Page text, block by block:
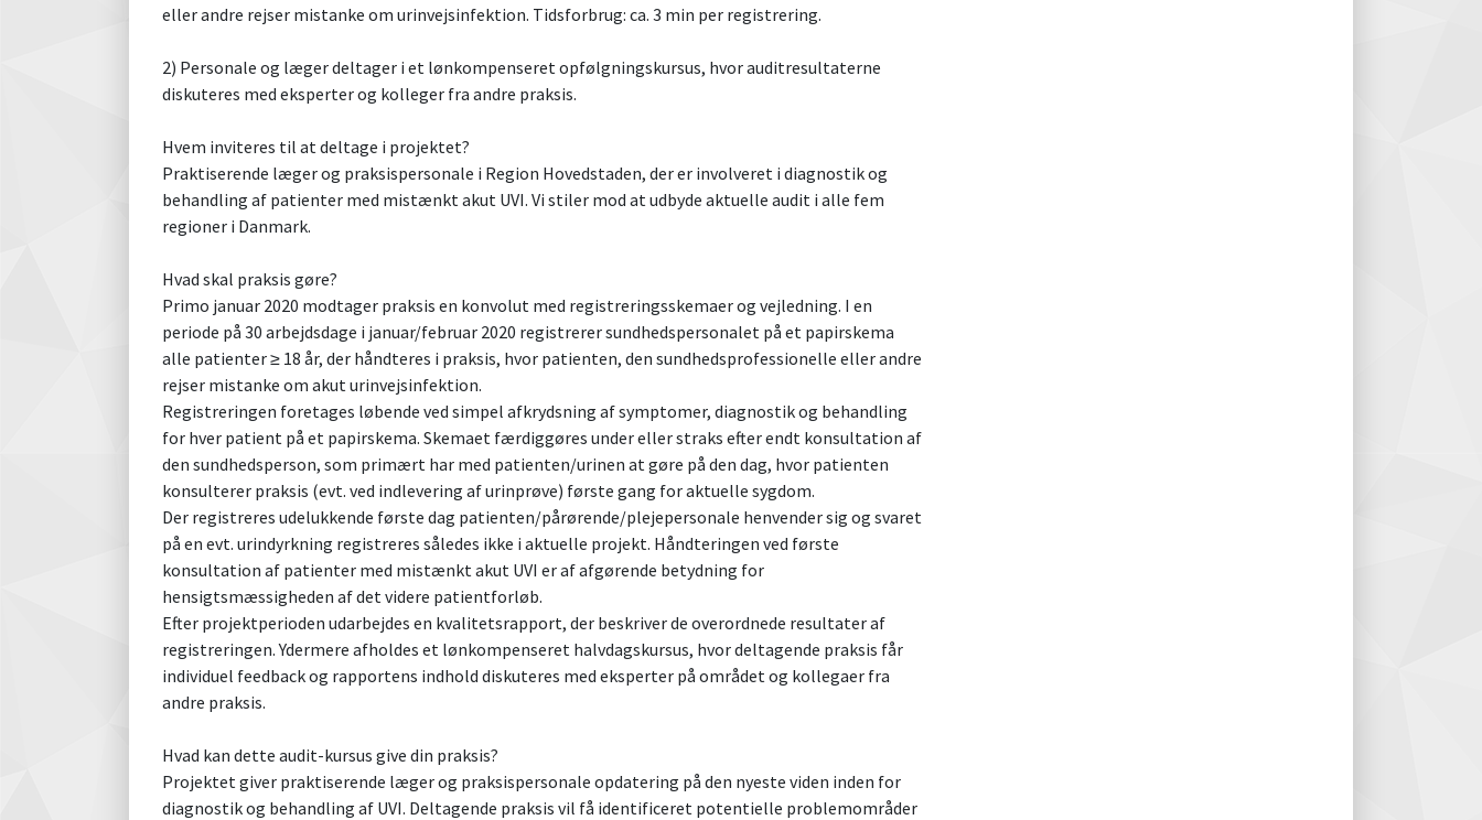
eller andre rejser mistanke om urinvejsinfektion. Tidsforbrug: ca. 3 min per registrering.
2) Personale og læger deltager i et lønkompenseret opfølgningskursus, hvor auditresultaterne
diskuteres med eksperter og kolleger fra andre praksis.
Hvem inviteres til at deltage i projektet?
Praktiserende læger og praksispersonale i Region Hovedstaden, der er involveret i diagnostik og
behandling af patienter med mistænkt akut UVI. Vi stiler mod at udbyde aktuelle audit i alle fem
regioner i Danmark.
Hvad skal praksis gøre?
Primo januar 2020 modtager praksis en konvolut med registreringsskemaer og vejledning. I en
periode på 30 arbejdsdage i januar/februar 2020 registrerer sundhedspersonalet på et papirskema
alle patienter ≥ 18 år, der håndteres i praksis, hvor patienten, den sundhedsprofessionelle eller andre
rejser mistanke om akut urinvejsinfektion.
Registreringen foretages løbende ved simpel afkrydsning af symptomer, diagnostik og behandling
for hver patient på et papirskema. Skemaet færdiggøres under eller straks efter endt konsultation af
den sundhedsperson, som primært har med patienten/urinen at gøre på den dag, hvor patienten
konsulterer praksis (evt. ved indlevering af urinprøve) første gang for aktuelle sygdom.
Der registreres udelukkende første dag patienten/pårørende/plejepersonale henvender sig og svaret
på en evt. urindyrkning registreres således ikke i aktuelle projekt. Håndteringen ved første
konsultation af patienter med mistænkt akut UVI er af afgørende betydning for
hensigtsmæssigheden af det videre patientforløb.
Efter projektperioden udarbejdes en kvalitetsrapport, der beskriver de overordnede resultater af
registreringen. Ydermere afholdes et lønkompenseret halvdagskursus, hvor deltagende praksis får
individuel feedback og rapportens indhold diskuteres med eksperter på området og kollegaer fra
andre praksis.
Hvad kan dette audit-kursus give din praksis?
Projektet giver praktiserende læger og praksispersonale opdatering på den nyeste viden inden for
diagnostik og behandling af UVI. Deltagende praksis vil få identificeret potentielle problemområder